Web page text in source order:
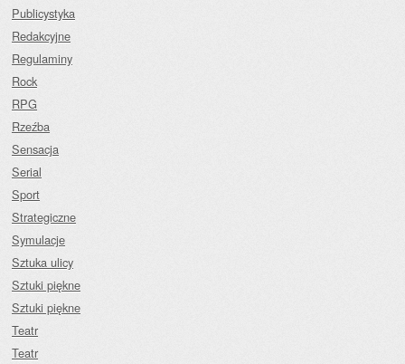
Publicystyka
Redakcyjne
Regulaminy
Rock
RPG
Rzeźba
Sensacja
Serial
Sport
Strategiczne
Symulacje
Sztuka ulicy
Sztuki piękne
Sztuki piękne
Teatr
Teatr